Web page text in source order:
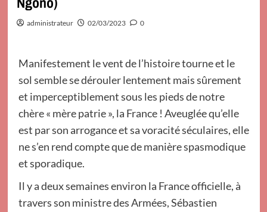
administrateur 02/03/2023 0
Manifestement le vent de l’histoire tourne et le
sol semble se dérouler lentement mais sûrement
et imperceptiblement sous les pieds de notre
chère « mère patrie », la France ! Aveuglée qu’elle
est par son arrogance et sa voracité séculaires, elle
ne s’en rend compte que de manière spasmodique
et sporadique.
Il y a deux semaines environ la France officielle, à
travers son ministre des Armées, Sébastien